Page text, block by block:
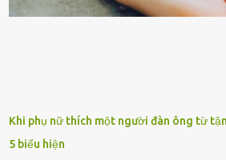
Khi phụ nữ thích một người đàn ông từ
5 biểu hiện